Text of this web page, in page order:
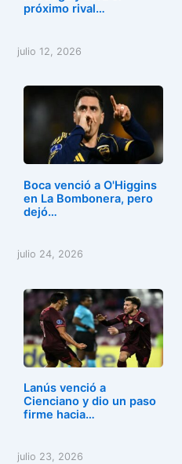
próximo rival…
julio 12, 2026
Boca venció a O'Higgins
en La Bombonera, pero
dejó…
julio 24, 2026
Lanús venció a
Cienciano y dio un paso
firme hacia…
julio 23, 2026